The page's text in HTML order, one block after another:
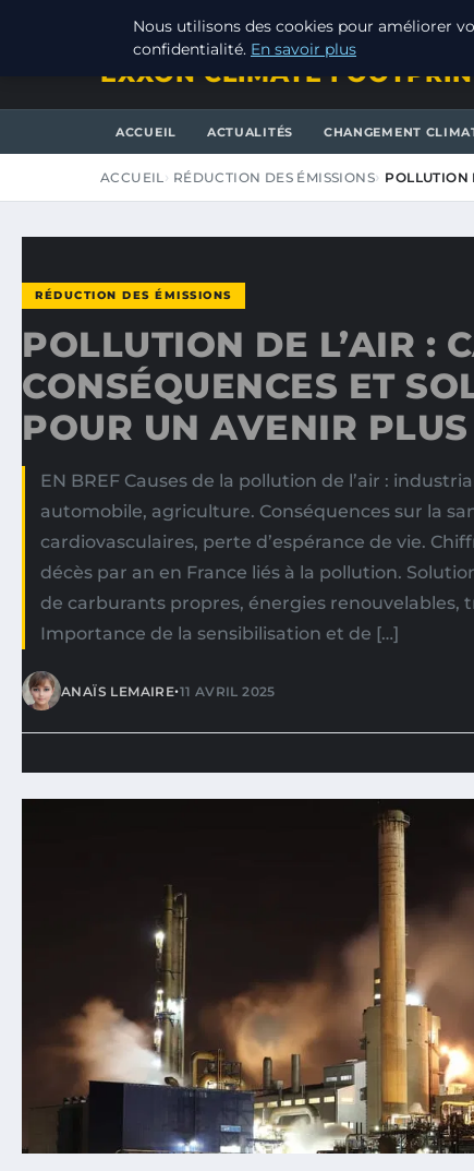
VENDREDI 7 AOÛT 2026
EXXON CLIMATE
ACCUEIL ACTUALITÉS CHANGEMENT
ACCUEIL RÉDUCTION DES ÉMISSIONS POLLUTION
RÉDUCTION DES ÉMISSIONS
POLLUTION DE L’AIR :
CONSÉQUENCES ET
POUR UN AVENIR
EN BREF Causes de la pollution de l’air :
automobile, agriculture. Conséquences sur la
cardiovasculaires, perte d’espérance de vie.
décès par an en France liés à la pollution.
de carburants propres, énergies renouvelables,
Importance de la sensibilisation et de […]
ANAÏS LEMAIRE•11 AVRIL 2025
Nous utilisons des cookies pour améliorer
confidentialité. En savoir plus